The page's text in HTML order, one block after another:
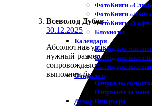
ФотоКниги «Слим»
ФотоКниги «Лайт»
ФотоКниги «Софт»
Блокноты
Календари
Календари
Календари
Календари
Открытки
Отправлю
Отправьте за меня
Декор Интерьера
Всеволод Дубов :
30.12.2025
Абсолютная
нужный размер, загрузил
сопровождался быстрой
выполнен быстр